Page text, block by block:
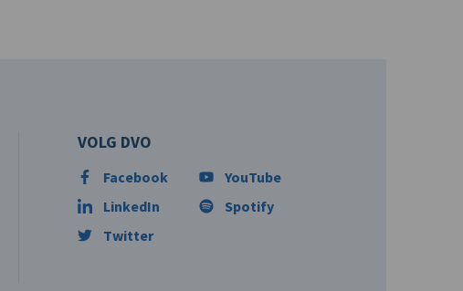
VOLG DVO
Facebook
LinkedIn
Twitter
YouTube
Spotify